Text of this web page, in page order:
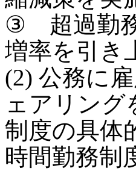
③ 超過勤務
増率を引き
(2) 公務に
ェアリング
制度の具体
時間勤務制